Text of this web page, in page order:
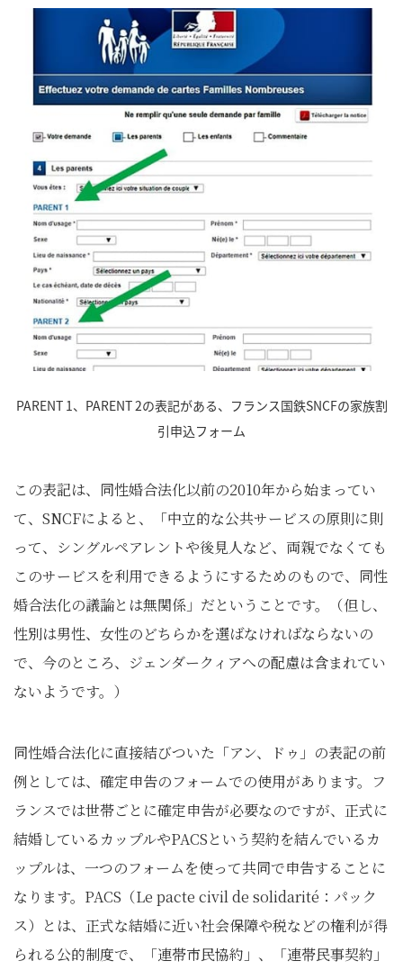
PARENT 1、PARENT 2の表記がある、フランス国鉄SNCFの家族割
引申込フォーム
この表記は、同性婚合法化以前の2010年から始まってい
て、SNCFによると、「中立的な公共サービスの原則に則
って、シングルペアレントや後見人など、両親でなくても
このサービスを利用できるようにするためのもので、同性
婚合法化の議論とは無関係」だということです。（但し、
性別は男性、女性のどちらかを選ばなければならないの
で、今のところ、ジェンダークィアへの配慮は含まれてい
ないようです。）
同性婚合法化に直接結びついた「アン、ドゥ」の表記の前
例としては、確定申告のフォームでの使用があります。フ
ランスでは世帯ごとに確定申告が必要なのですが、正式に
結婚しているカップルやPACSという契約を結んでいるカ
ップルは、一つのフォームを使って共同で申告することに
なります。PACS（Le pacte civil de solidarité：パック
ス）とは、正式な結婚に近い社会保障や税などの権利が得
られる公的制度で、「連帯市民協約」、「連帯民事契約」